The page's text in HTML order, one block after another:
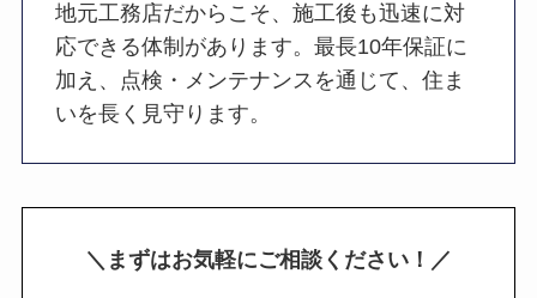
地元工務店だからこそ、施工後も迅速に対
応できる体制があります。最長10年保証に
加え、点検・メンテナンスを通じて、住ま
いを長く見守ります。
＼まずはお気軽にご相談ください！／